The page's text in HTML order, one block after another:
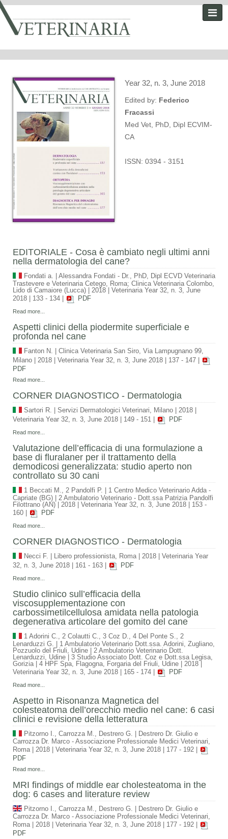
Year 32, n. 3, June 2018
Edited by: Federico
Fracassi
Med Vet, PhD, Dipl ECVIM-
CA
ISSN: 0394 - 3151
EDITORIALE - Cosa è cambiato negli ultimi anni
nella dermatologia del cane?
Fondati a.
Alessandra Fondati - Dr., PhD, Dipl ECVD Veterinaria
Trastevere e Veterinaria Cetego, Roma; Clinica Veterinaria Colombo,
Lido di Camaiore (Lucca)
2018
Veterinaria Year 32, n. 3, June
2018
133 - 134 PDF
Read more...
Aspetti clinici della piodermite superficiale e
profonda nel cane
Fanton N.
Clinica Veterinaria San Siro, Via Lampugnano 99,
Milano
2018 Veterinaria Year 32, n. 3, June 2018 137 - 147
PDF
Read more...
CORNER DIAGNOSTICO - Dermatologia
Sartori R. Servizi Dermatologici Veterinari, Milano 2018
Veterinaria Year 32, n. 3, June 2018
149 - 151 PDF
Read more...
Valutazione dell’efficacia di una formulazione a
base di fluralaner per il trattamento della
demodicosi generalizzata: studio aperto non
controllato su 30 cani
1 Beccati M., 2 Pandolfi P.
1 Centro Medico Veterinario Adda -
Capriate (BG) | 2 Ambulatorio Veterinario - Dott.ssa Patrizia Pandolfi
Filottrano (AN)
2018 Veterinaria Year 32, n. 3, June 2018
153 -
160
PDF
Read more...
CORNER DIAGNOSTICO - Dermatologia
Necci F. Libero professionista, Roma 2018
Veterinaria Year
32, n. 3, June 2018
161 - 163 PDF
Read more...
Studio clinico sull’efficacia della
viscosupplementazione con
carbossimetilcellulosa amidata nella patologia
degenerativa articolare del gomito del cane
1 Adorini C., 2 Colautti C., 3 Coz D., 4 Del Ponte S., 2
Lenarduzzi G.
1 Ambulatorio Veterinario Dott.ssa. Adorini, Zugliano,
Pozzuolo del Friuli, Udine | 2 Ambulatorio Veterinario Dott.
Lenarduzzi, Udine | 3 Studio Associato Dott. Coz e Dott.ssa Legisa,
Gorizia | 4 HPF Spa, Flagogna, Forgaria del Friuli, Udine
2018
Veterinaria Year 32, n. 3, June 2018
165 - 174 PDF
Read more...
Aspetto in Risonanza Magnetica del
colesteatoma dell’orecchio medio nel cane: 6 casi
clinici e revisione della letteratura
Pitzorno I., Carrozza M., Destrero G.
Destrero Dr. Giulio e
Carrozza Dr. Marco - Associazione Professionale Medici Veterinari,
Roma
2018 Veterinaria Year 32, n. 3, June 2018 177 - 192
PDF
Read more...
MRI findings of middle ear cholesteatoma in the
dog: 6 cases and literature review
Pitzorno I., Carrozza M., Destrero G.
Destrero Dr. Giulio e
Carrozza Dr. Marco - Associazione Professionale Medici Veterinari,
Roma
2018 Veterinaria Year 32, n. 3, June 2018 177 - 192
PDF